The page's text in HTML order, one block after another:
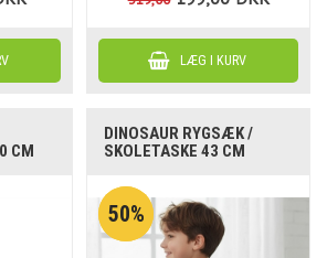
CM
DINOSAUR RYGSÆK /
SKOLETASKE 43 CM
50%